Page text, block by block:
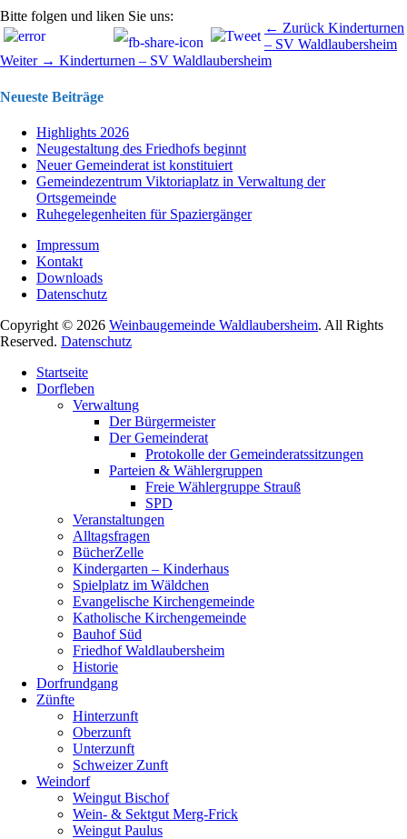
Bitte folgen und liken Sie uns:
Beitragsnavigation ← Zurück
Beitrag:
Kinderturnen
– SV Waldlaubersheim
Weiter → Nächster
Kinderturnen – SV Waldlaubersheim
Neueste Beiträge
Highlights 2026
Neugestaltung des Friedhofs beginnt
Neuer Gemeinderat ist konstituiert
Gemeindezentrum Viktoriaplatz in Verwaltung der
Ortsgemeinde
Ruhegelegenheiten für Spaziergänger
Impressum
Kontakt
Downloads
Datenschutz
Copyright © 2026 Weinbaugemeinde Waldlaubersheim. All Rights
Reserved. Datenschutz
oben
scrollen
Startseite
Dorfleben
Verwaltung
Der Bürgermeister
Der Gemeinderat
Protokolle der Gemeinderatssitzungen
Parteien & Wählergruppen
Freie Wählergruppe Strauß
SPD
Veranstaltungen
Alltagsfragen
BücherZelle
Kindergarten – Kinderhaus
Spielplatz im Wäldchen
Evangelische Kirchengemeinde
Katholische Kirchengemeinde
Bauhof Süd
Friedhof Waldlaubersheim
Historie
Dorfrundgang
Zünfte
Hinterzunft
Oberzunft
Unterzunft
Schweizer Zunft
Weindorf
Weingut Bischof
Wein- & Sektgut Merg-Frick
Weingut Paulus